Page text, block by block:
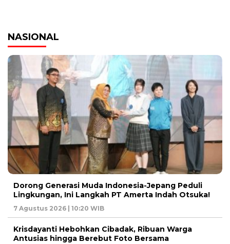
NASIONAL
Dorong Generasi Muda Indonesia-Jepang Peduli
Lingkungan, Ini Langkah PT Amerta Indah Otsuka!
7 Agustus 2026 | 10:20 WIB
Krisdayanti Hebohkan Cibadak, Ribuan Warga
Antusias hingga Berebut Foto Bersama